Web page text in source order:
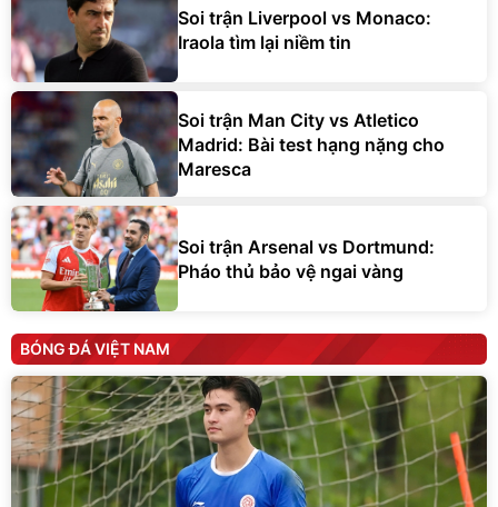
Soi trận Liverpool vs Monaco:
Iraola tìm lại niềm tin
Soi trận Man City vs Atletico
Madrid: Bài test hạng nặng cho
Maresca
Soi trận Arsenal vs Dortmund:
Pháo thủ bảo vệ ngai vàng
BÓNG ĐÁ VIỆT NAM